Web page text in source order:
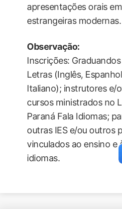
apresentações orais
estrangeiras modernas.
Observação:
Inscrições:
Letras (Inglês,
Italiano); instrutores e/
cursos ministrados no
Paraná Fala Idiomas;
outras IES e/ou outros
vinculados ao ensino e
idiomas.